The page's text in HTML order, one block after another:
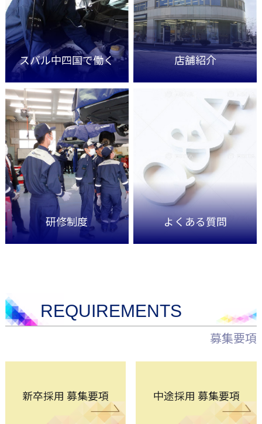
スバル中四国で働く 店舗紹介
研修制度 よくある質問
REQUIREMENTS
募集要項
新卒採用 募集要項 中途採用 募集要項